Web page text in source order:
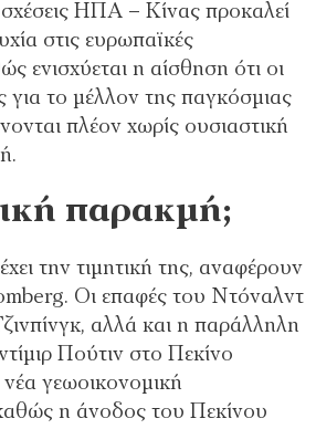
σχέσεις ΗΠΑ – Κίνας προκαλεί
στις ευρωπαϊκές
ενισχύεται η αίσθηση ότι οι
για το µέλλον της παγκόσµιας
πλέον χωρίς ουσιαστική
παρακµή;
την τιµητική της, αναφέρουν
Οι επαφές του Ντόναλντ
αλλά και η παράλληλη
Πούτιν στο Πεκίνο
γεωοικονοµική
η άνοδος του Πεκίνου